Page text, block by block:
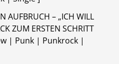
AUFBRUCH – „ICH WILL
ZUM ERSTEN SCHRITT
| Punk | Punkrock |